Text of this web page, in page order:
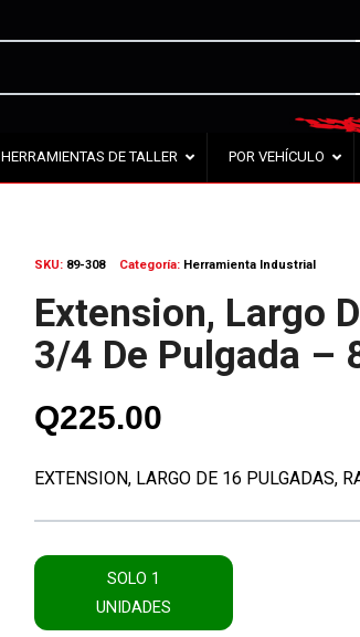
HERRAMIENTAS DE TALLER POR VEHÍCULO
SKU: 89-308 Categoría: Herramienta Industrial
Extension, Largo
3/4 De Pulgada –
Q225.00
EXTENSION, LARGO DE 16 PULGADAS,
SOLO 1
UNIDADES